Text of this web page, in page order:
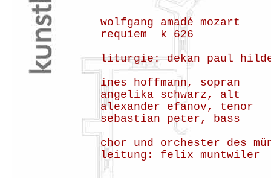
wolfgang amadé mozart
requiem k 626
liturgie: dekan paul
ines hoffmann, sopran
angelika schwarz, alt
alexander efanov, tenor
sebastian peter, bass
chor und orchester des
leitung: felix muntwiler